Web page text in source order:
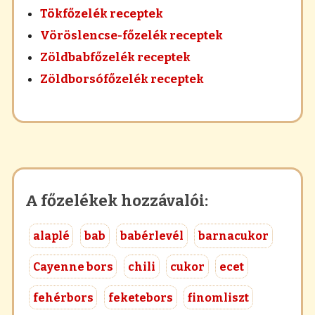
Tökfőzelék receptek
Vöröslencse-főzelék receptek
Zöldbabfőzelék receptek
Zöldborsófőzelék receptek
A főzelékek hozzávalói:
alaplé bab babérlevél barnacukor
Cayenne bors chili cukor ecet
fehérbors feketebors finomliszt